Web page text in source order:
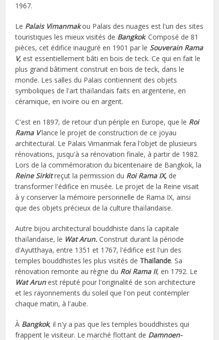
1967.
Le Palais Vimanmakou Palais des nuages est l'un des sites
touristiques les mieux visités de Bangkok. Composé de 81
pièces, cet édifice inauguré en 1901 par le Souverain Rama
V, est essentiellement bâti en bois de teck. Ce qui en fait le
plus grand bâtiment construit en bois de teck, dans le
monde. Les salles du Palais contiennent des objets
symboliques de l'art thaïlandais faits en argenterie, en
céramique, en ivoire ou en argent.
C'est en 1897, de retour d'un périple en Europe, que le Roi
Rama Vlance le projet de construction de ce joyau
architectural. Le Palais Vimanmak fera l'objet de plusieurs
rénovations, jusqu'à sa rénovation finale, à partir de 1982.
Lors de la commémoration du bicentenaire de Bangkok, la
Reine Sirkitreçut la permission du Roi Rama IX, de
transformer l'édifice en musée. Le projet de la Reine visait
à y conserver la mémoire personnelle de Rama IX, ainsi
que des objets précieux de la culture thaïlandaise.
Autre bijou architectural bouddhiste dans la capitale
thaïlandaise, le Wat Arun. Construit durant la période
d'Ayutthaya, entre 1351 et 1767, l'édifice est l'un des
temples bouddhistes les plus visités de Thaïlande. Sa
rénovation remonte au règne du Roi Rama II, en 1792. Le
Wat Arunest réputé pour l'originalité de son architecture
et les rayonnements du soleil que l'on peut contempler
chaque matin, à l'aube.
À Bangkok, il n'y a pas que les temples bouddhistes qui
frappent le visiteur. Le marché flottant de Damnoen-